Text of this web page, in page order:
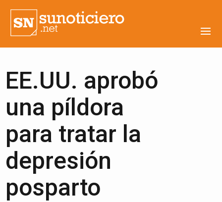
EE.UU. aprobó
una píldora
para tratar la
depresión
posparto